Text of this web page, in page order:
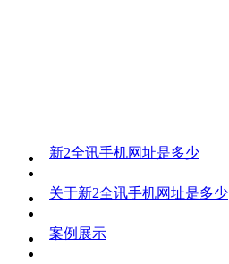
新2全讯手机网址是多少
关于新2全讯手机网址是多少
案例展示